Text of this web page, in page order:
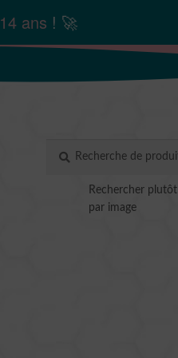
14 ans ! 🚀
pour :
RECHERCHE
Rechercher plutôt
par image